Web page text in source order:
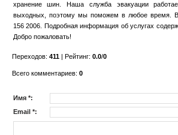
хранение шин. Наша служба эвакуации
выходных, поэтому мы поможем в любое время.
156 2006. Подробная информация об услугах
Добро пожаловать!
Переходов: 411| Рейтинг: 0.0/0
Всего комментариев: 0
Имя *:
Email *: